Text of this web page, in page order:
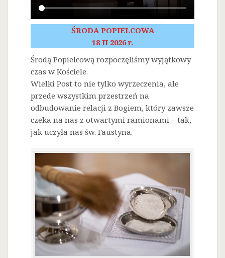
ŚRODA POPIELCOWA
18 II 2026 r.
Środą Popielcową rozpoczęliśmy wyjątkowy
czas w Kościele.
Wielki Post to nie tylko wyrzeczenia, ale
przede wszystkim przestrzeń na
odbudowanie relacji z Bogiem, który zawsze
czeka na nas z otwartymi ramionami – tak,
jak uczyła nas św. Faustyna.